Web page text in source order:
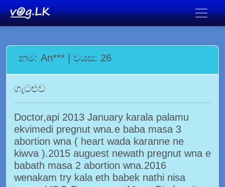
නම: An*** | වයස: 26
ගැටළුව
Doctor,api 2013 January karala palamu
ekvimedi pregnut wna.e baba masa 3
abortion wna ( heart wada karanne ne
kiwva ).2015 auguest newath pregnut wna e
babath masa 2 abortion wna.2016
wenakam try kala eth babek nathi nisa